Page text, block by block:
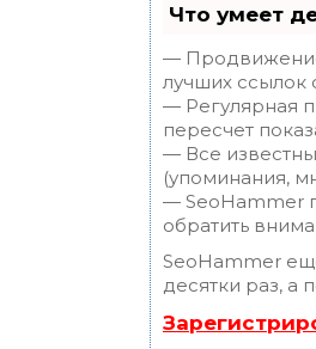
Что умеет
— Продвижение
лучших ссылок
— Регулярная
пересчет
— Все
(упоминания,
— SeoHammer
обратить
SeoHammer
десятки раз, а